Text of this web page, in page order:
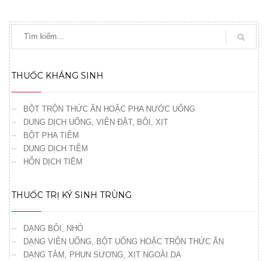
THUỐC KHÁNG SINH
BỘT TRỘN THỨC ĂN HOẶC PHA NƯỚC UỐNG
DUNG DỊCH UỐNG, VIÊN ĐẶT, BÔI, XỊT
BỘT PHA TIÊM
DUNG DỊCH TIÊM
HỖN DỊCH TIÊM
THUỐC TRỊ KÝ SINH TRÙNG
DẠNG BÔI, NHỎ
DẠNG VIÊN UỐNG, BỘT UỐNG HOẶC TRỘN THỨC ĂN
DẠNG TẮM, PHUN SƯƠNG, XỊT NGOÀI DA